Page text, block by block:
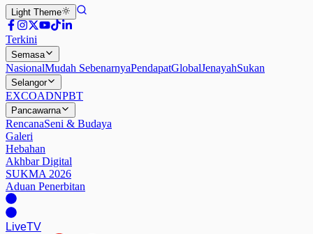
Light Theme
Terkini
Semasa
NasionalMudah SebenarnyaPendapatGlobalJenayahSukan
Selangor
EXCOADNPBT
Pancawarna
RencanaSeni & Budaya
Galeri
Hebahan
Akhbar Digital
SUKMA 2026
Aduan Penerbitan
LiveTV